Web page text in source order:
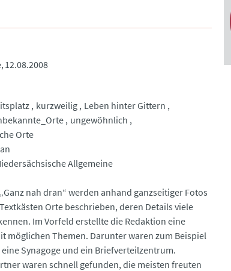
12.08.2008
kurzweilig
Leben hinter Gittern
ungewöhnlich
Orte
Allgemeine
nah dran“ werden anhand ganzseitiger Fotos
Orte beschrieben, deren Details viele
die Redaktion eine
möglichen Themen. Darunter waren zum Beispiel
eine Synagoge und ein Briefverteilzentrum.
waren schnell gefunden, die meisten freuten